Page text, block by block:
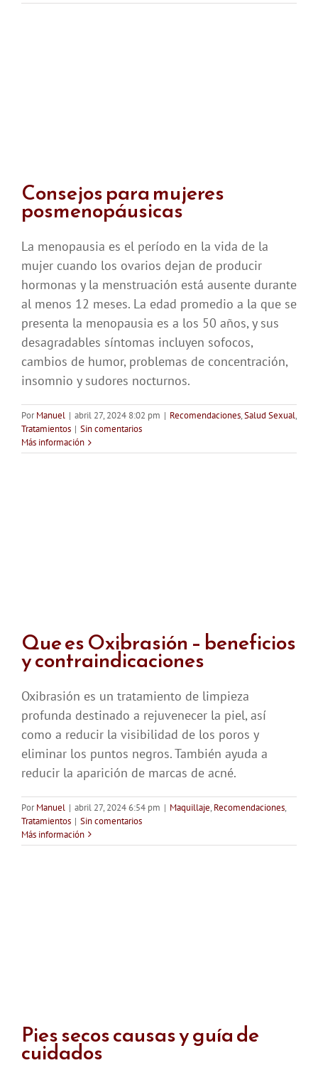
Consejos para mujeres
posmenopáusicas
La menopausia es el período en la vida de la
mujer cuando los ovarios dejan de producir
hormonas y la menstruación está ausente durante
al menos 12 meses. La edad promedio a la que se
presenta la menopausia es a los 50 años, y sus
desagradables síntomas incluyen sofocos,
cambios de humor, problemas de concentración,
insomnio y sudores nocturnos.
PorManuel | abril 27, 2024 8:02 pm | Recomendaciones,Salud Sexual,
Tratamientos | Sin comentarios
Más información
Que es Oxibrasión – beneficios
y contraindicaciones
Oxibrasión es un tratamiento de limpieza
profunda destinado a rejuvenecer la piel, así
como a reducir la visibilidad de los poros y
eliminar los puntos negros. También ayuda a
reducir la aparición de marcas de acné.
PorManuel | abril 27, 2024 6:54 pm | Maquillaje, Recomendaciones,
Tratamientos | Sin comentarios
Más información
Pies secos causas y guía de
cuidados